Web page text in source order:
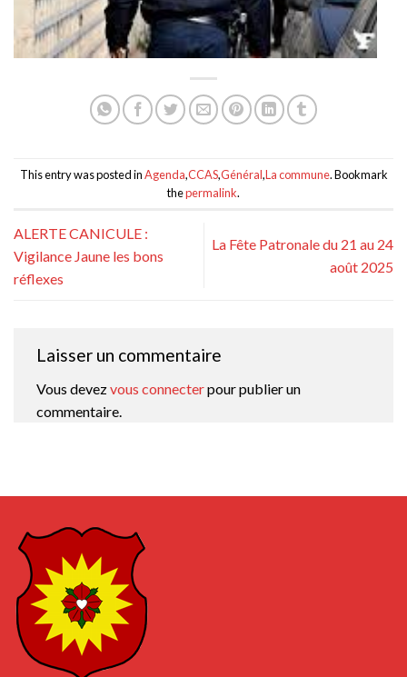
This entry was posted inAgenda,CCAS,Général,La commune. Bookmark
thepermalink.
ALERTE CANICULE :
Vigilance Jaune les bons
réflexes
La Fête Patronale du 21 au 24
août 2025
Laisser un commentaire
Vous devezvous connecterpour publier un
commentaire.